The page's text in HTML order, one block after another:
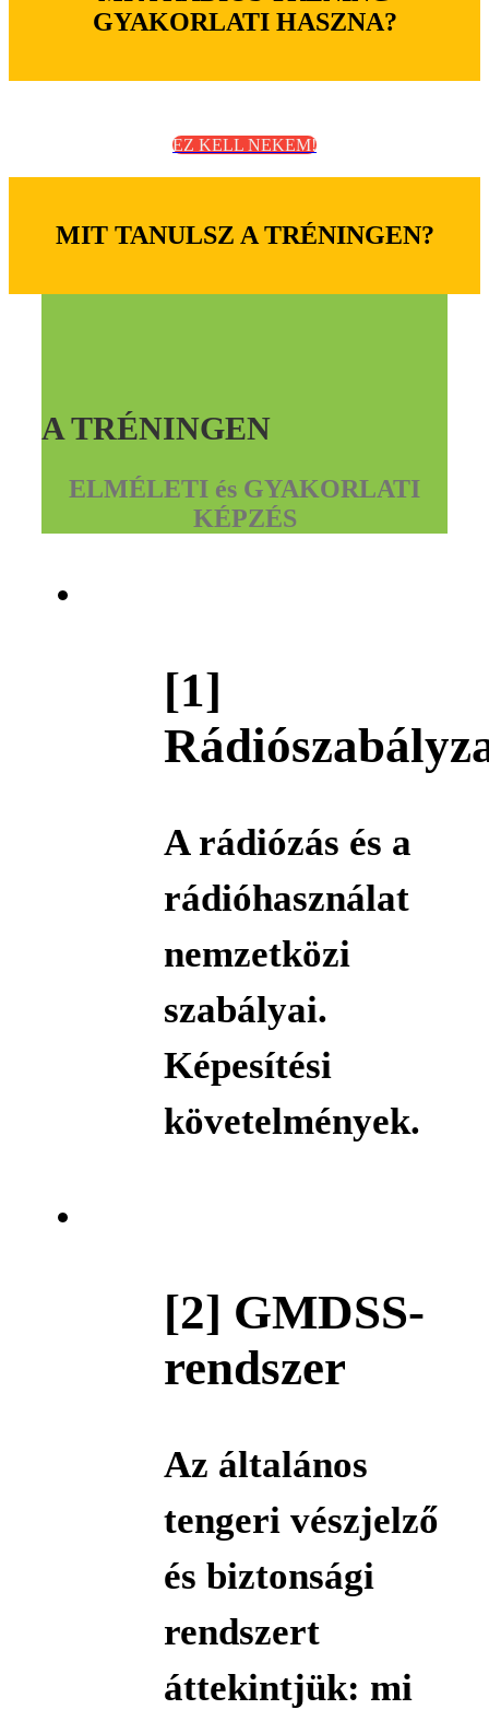
GYAKORLATI HASZNA?
EZ KELL NEKEM!
MIT TANULSZ A TRÉNINGEN?
A TRÉNINGEN
ELMÉLETI és GYAKORLATI
KÉPZÉS
[1]
A rádiózás és a
rádióhasználat
nemzetközi
szabályai.
Képesítési
követelmények.
[2] GMDSS-
rendszer
Az általános
tengeri vészjelző
és biztonsági
rendszert
áttekintjük: mi